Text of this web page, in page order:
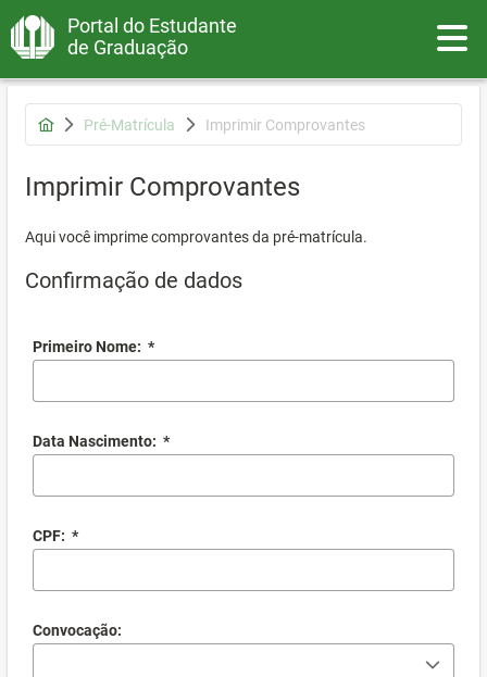
Portal do Estudante
de Graduação
Pré-Matrícula Imprimir Comprovantes
Imprimir Comprovantes
Aqui você imprime comprovantes da pré-matrícula.
Confirmação de dados
Primeiro Nome: *
Data Nascimento: *
CPF: *
Convocação: